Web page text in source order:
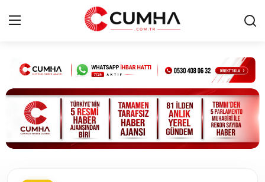
Kurumsal
Cumhurbaşkanlığı
Bakanlıklar